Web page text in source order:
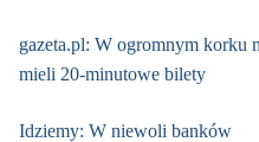
gazeta.pl: W ogromnym korku
mieli 20-minutowe bilety
Idziemy: W niewoli banków